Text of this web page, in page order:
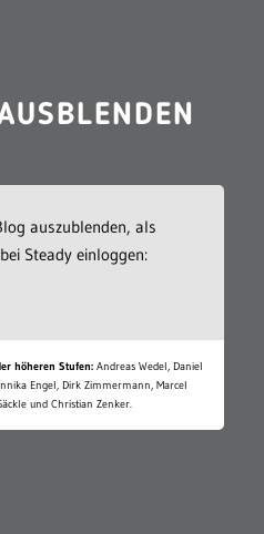
auszublenden, als
Steady einloggen:
höheren Stufen: Andreas Wedel, Daniel
Engel, Dirk Zimmermann, Marcel
und Christian Zenker.